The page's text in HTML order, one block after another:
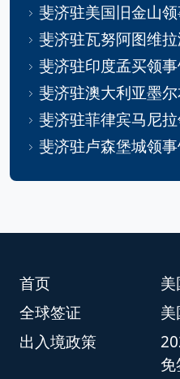
斐济驻美国旧金山
斐济驻瓦努阿图维
斐济驻印度孟买领
斐济驻澳大利亚墨
斐济驻菲律宾马尼
斐济驻卢森堡城领
首页
全球签证
出入境政策